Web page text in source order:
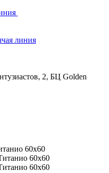
линия
2, БЦ Golden
60х60